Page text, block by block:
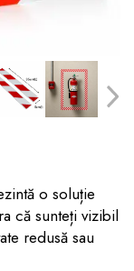
o soluție
că sunteți vizibil
redusă sau